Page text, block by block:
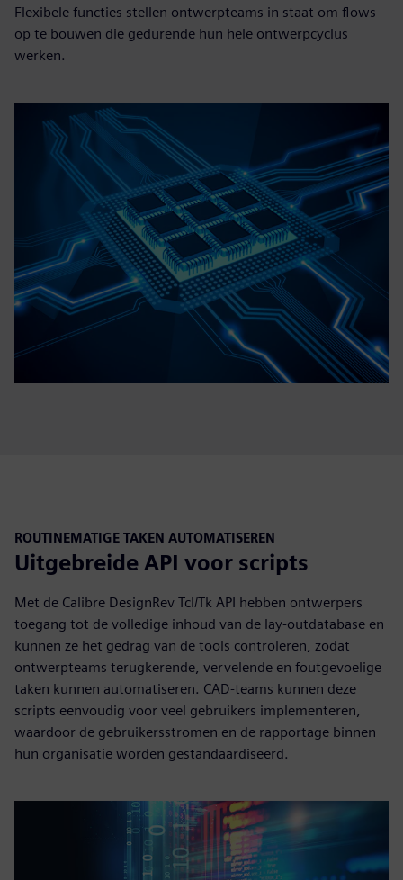
Flexibele functies stellen ontwerpteams in staat om flows
op te bouwen die gedurende hun hele ontwerpcyclus
werken.
ROUTINEMATIGE TAKEN AUTOMATISEREN
Uitgebreide API voor scripts
Met de Calibre DesignRev Tcl/Tk API hebben ontwerpers
toegang tot de volledige inhoud van de lay-outdatabase en
kunnen ze het gedrag van de tools controleren, zodat
ontwerpteams terugkerende, vervelende en foutgevoelige
taken kunnen automatiseren. CAD-teams kunnen deze
scripts eenvoudig voor veel gebruikers implementeren,
waardoor de gebruikersstromen en de rapportage binnen
hun organisatie worden gestandaardiseerd.